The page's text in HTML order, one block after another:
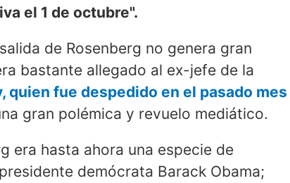
el 1 de octubre".
de Rosenberg no genera gran
bastante allegado al ex-jefe de la
quien fue despedido en el pasado mes
gran polémica y revuelo mediático.
era hasta ahora una especie de
demócrata Barack Obama;